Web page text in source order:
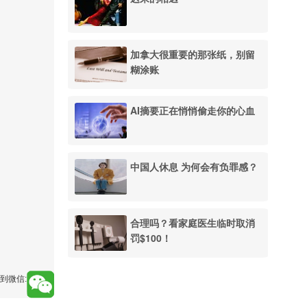
加拿大很重要的那张纸，别留
糊涂账
AI摘要正在悄悄偷走你的心血
中国人休息 为何会有负罪感？
合理吗？看家庭医生临时取消
罚$100！
微信: